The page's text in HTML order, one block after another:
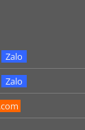
Zalo
Zalo